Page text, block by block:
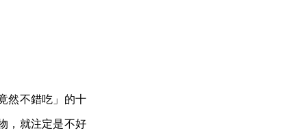
然不錯吃」的十
，就注定是不好